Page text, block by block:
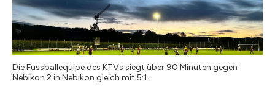
Die Fussballequipe des KTVs siegt über 90 Minuten gegen
Nebikon 2 in Nebikon gleich mit 5:1.